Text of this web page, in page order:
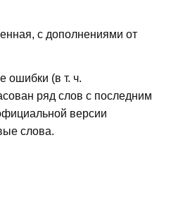
с дополнениями от
ошибки (в т. ч.
ряд слов с последним
версии
слова.